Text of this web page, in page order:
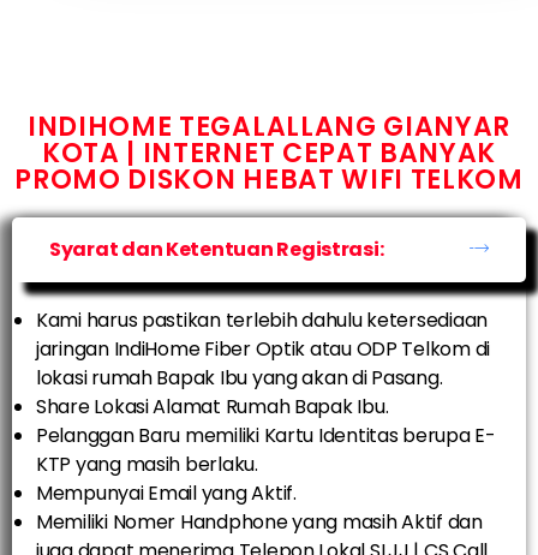
INDIHOME TEGALALLANG GIANYAR
KOTA | INTERNET CEPAT BANYAK
PROMO DISKON HEBAT WIFI TELKOM
Syarat dan Ketentuan Registrasi:
Kami harus pastikan terlebih dahulu ketersediaan
jaringan IndiHome Fiber Optik atau ODP Telkom di
lokasi rumah Bapak Ibu yang akan di Pasang.
Share Lokasi Alamat Rumah Bapak Ibu.
Pelanggan Baru memiliki Kartu Identitas berupa E-
KTP yang masih berlaku.
Mempunyai Email yang Aktif.
Memiliki Nomer Handphone yang masih Aktif dan